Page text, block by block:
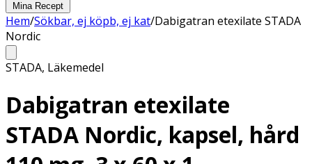
Mina Recept
Hem/Sökbar, ej köpb, ej kat/Dabigatran etexilate STADA
Nordic
STADA, Läkemedel
Dabigatran etexilate
STADA Nordic, kapsel, hård